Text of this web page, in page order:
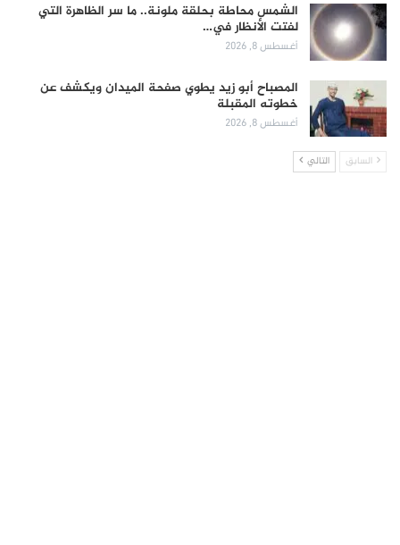
الشمس محاطة بحلقة ملونة.. ما سر الظاهرة التي
لفتت الأنظار في…
أغسطس 8, 2026
المصباح أبو زيد يطوي صفحة الميدان ويكشف عن
خطوته المقبلة
أغسطس 8, 2026
السابق التالي